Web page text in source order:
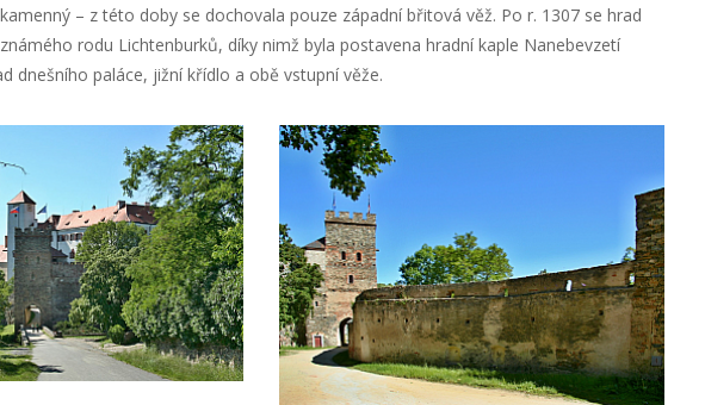
– z této doby se dochovala pouze západní břitová věž. Po r. 1307 se hrad
rodu Lichtenburků, díky nimž byla postavena hradní kaple Nanebevzetí
dnešního paláce, jižní křídlo a obě vstupní věže.